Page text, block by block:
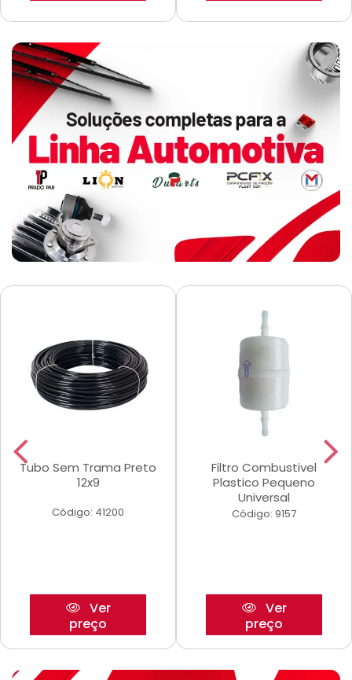
Tubo Sem Trama Preto
12x9
Código: 41200
Ver
preço
Filtro Combustivel
Plastico Pequeno
Universal
Código: 9157
Ver
preço